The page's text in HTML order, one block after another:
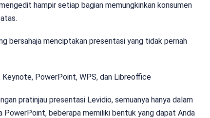
hampir setiap bagian memungkinkan konsumen
bersahaja menciptakan presentasi yang tidak pernah
PowerPoint, WPS, dan Libreoffice
pratinjau presentasi Levidio, semuanya hanya dalam
beberapa memiliki bentuk yang dapat Anda